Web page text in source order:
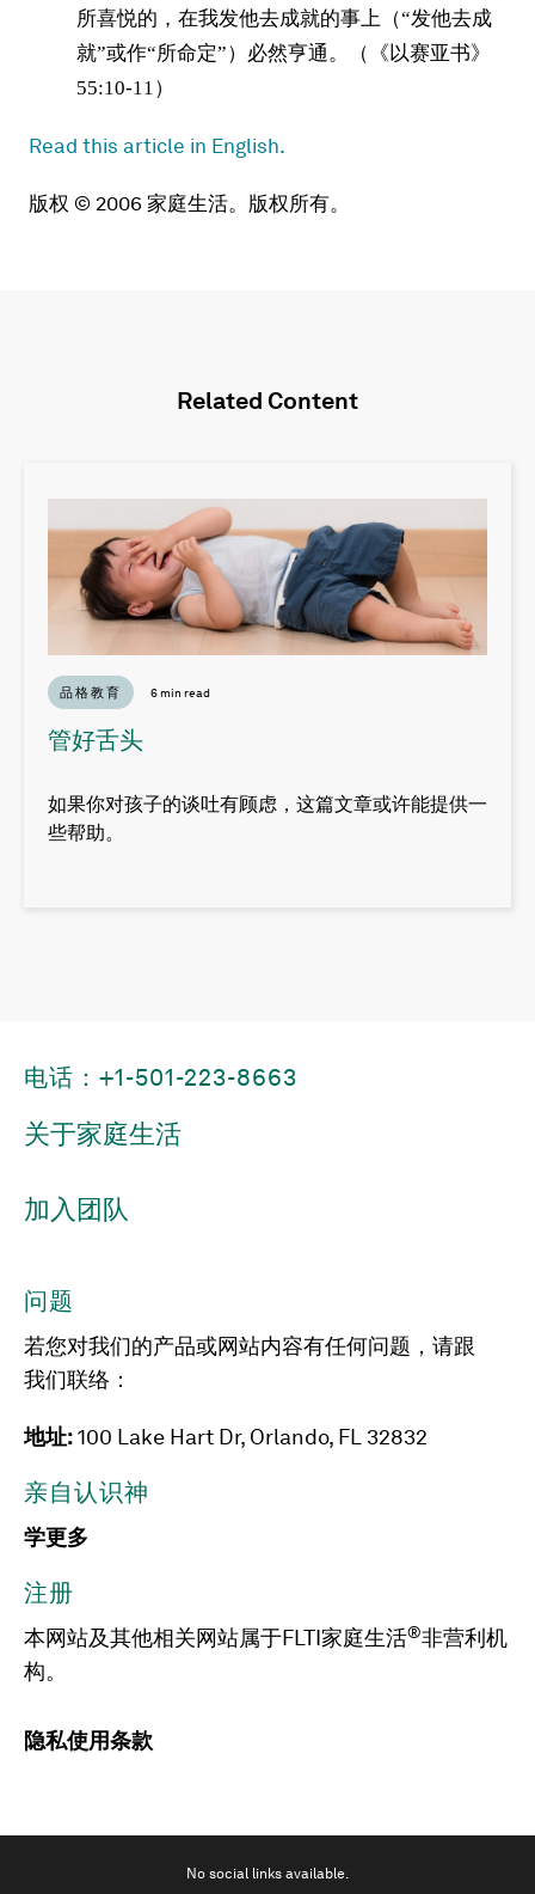
所喜悦的，在我发他去成就的事上（“发他去成
就”或作“所命定”）必然亨通。（《以赛亚书》
55:10-11）
Read this article in English.
版权 © 2006 家庭生活。版权所有。
Related Content
品格教育 6 min read
管好舌头
如果你对孩子的谈吐有顾虑，这篇文章或许能提供一
些帮助。
电话：+1-501-223-8663
关于家庭生活
加入团队
问题
若您对我们的产品或网站内容有任何问题，请跟
我们联络：
地址:100 Lake Hart Dr, Orlando, FL 32832
亲自认识神
学更多
注册
本网站及其他相关网站属于FLTI家庭生活®非营利机
构。
隐私使用条款
No social links available.